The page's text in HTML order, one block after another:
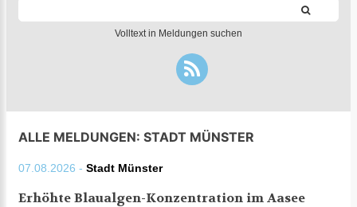
Volltext in Meldungen suchen
ALLE MELDUNGEN: STADT MÜNSTER
07.08.2026 - Stadt Münster
Erhöhte Blaualgen-Konzentration im Aasee